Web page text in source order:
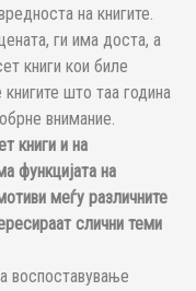
на книгите.
ги има доста, а
книги кои биле
што таа година
внимание.
книги и на
функцијата на
меѓу различните
слични теми
воспоставување